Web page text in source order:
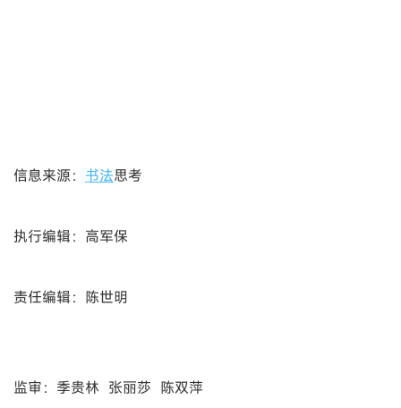
信息来源： 书法思考
执行编辑：高军保
责任编辑：陈世明
监审：季贵林 张丽莎 陈双萍